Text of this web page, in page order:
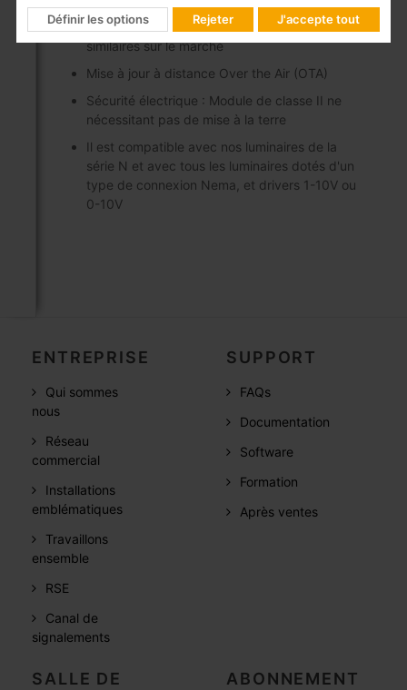
Taille compacte : Taille réduite pour faciliter
l'installation, par rapport aux systèmes
similaires sur le marché
Mise à jour à distance Over the Air (OTA)
Sécurité électrique : Module de classe II ne
nécessitant pas de mise à la terre
Il est compatible avec nos luminaires de la
série N et avec tous les luminaires dotés d'un
type de connexion Nema, et drivers 1-10V ou
0-10V
ENTREPRISE
Qui sommes
nous
Réseau
commercial
Installations
emblématiques
Travaillons
ensemble
RSE
Canal de
signalements
SUPPORT
FAQs
Documentation
Software
Formation
Après ventes
SALLE DE
ABONNEMENT
Définir les options Rejeter J'accepte tout